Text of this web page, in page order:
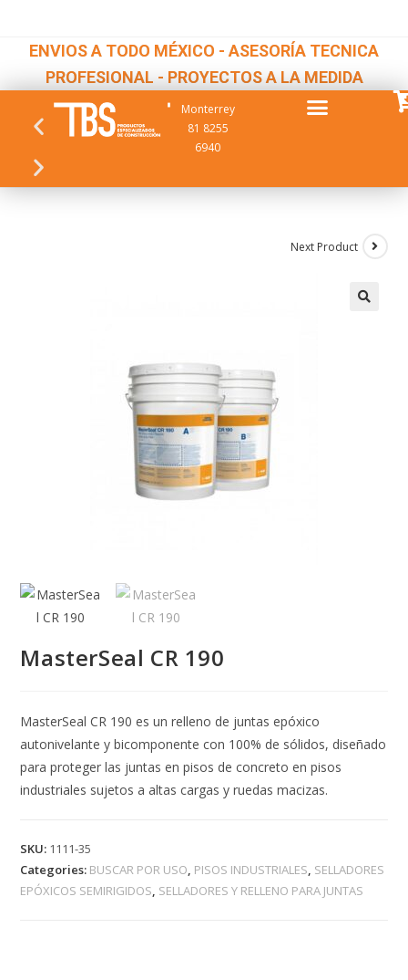
ENVIOS A TODO MÉXICO - ASESORÍA TECNICA
PROFESIONAL - PROYECTOS A LA MEDIDA
Monterrey
81 8255
6940
Next Product
MasterSeal CR 190
MasterSeal CR 190 es un relleno de juntas epóxico
autonivelante y bicomponente con 100% de sólidos, diseñado
para proteger las juntas en pisos de concreto en pisos
industriales sujetos a altas cargas y ruedas macizas.
SKU: 1111-35
Categories: BUSCAR POR USO, PISOS INDUSTRIALES, SELLADORES
EPÓXICOS SEMIRIGIDOS, SELLADORES Y RELLENO PARA JUNTAS